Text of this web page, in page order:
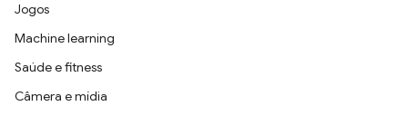
Jogos
Machine learning
Saúde e fitness
Câmera e mídia